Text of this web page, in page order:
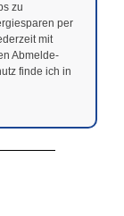
zu
per
mit
Abmelde-
finde ich in